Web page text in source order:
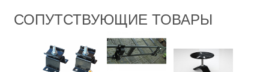
СОПУТСТВУЮЩИЕ ТОВАРЫ